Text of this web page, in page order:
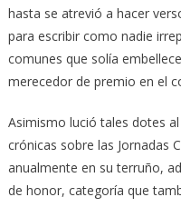
hasta se atrevió a hacer
para escribir como nadie
comunes que solía
merecedor de premio en el
Asimismo lució tales dotes
crónicas sobre las Jornadas
anualmente en su terruño,
de honor, categoría que